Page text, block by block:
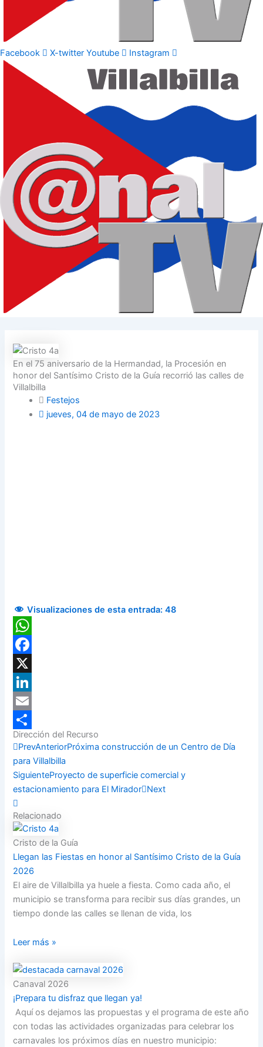
Facebook X-twitter Youtube Instagram
En el 75 aniversario de la Hermandad, la Procesión en
honor del Santísimo Cristo de la Guía recorrió las calles de
Villalbilla
Festejos
jueves, 04 de mayo de 2023
Visualizaciones de esta entrada: 48
WhatsApp
Facebook
X
LinkedIn
Email
Compartir
Dirección del Recurso
PrevAnteriorPróxima construcción de un Centro de Día
para Villalbilla
SiguienteProyecto de superficie comercial y
estacionamiento para El Mirador Next
Relacionado
Cristo de la Guía
Llegan las Fiestas en honor al Santísimo Cristo de la Guía
2026
El aire de Villalbilla ya huele a fiesta. Como cada año, el
municipio se transforma para recibir sus días grandes, un
tiempo donde las calles se llenan de vida, los
Leer más »
Canaval 2026
¡Prepara tu disfraz que llegan ya!
Aquí os dejamos las propuestas y el programa de este año
con todas las actividades organizadas para celebrar los
carnavales los próximos días en nuestro municipio: